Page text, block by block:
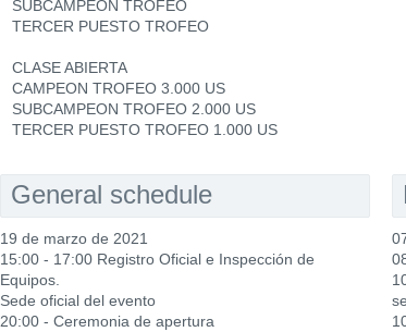
SUBCAMPEON TROFEO
TERCER PUESTO TROFEO
CLASE ABIERTA
CAMPEON TROFEO 3.000 US
SUBCAMPEON TROFEO 2.000 US
TERCER PUESTO TROFEO 1.000 US
General schedule
19 de marzo de 2021
15:00 - 17:00 Registro Oficial e Inspección de
Equipos.
Sede oficial del evento
20:00 - Ceremonia de apertura